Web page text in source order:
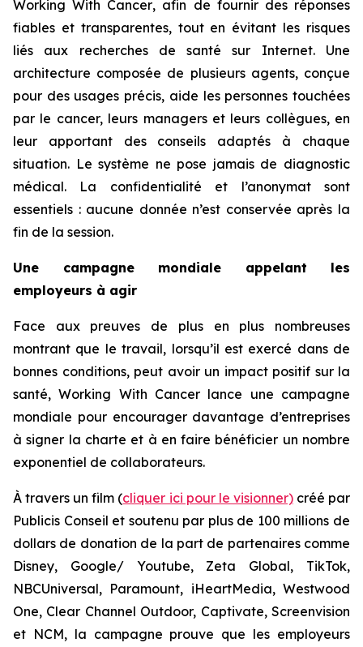
Working With Cancer, afin de fournir des réponses
fiables et transparentes, tout en évitant les risques
liés aux recherches de santé sur Internet. Une
architecture composée de plusieurs agents, conçue
pour des usages précis, aide les personnes touchées
par le cancer, leurs managers et leurs collègues, en
leur apportant des conseils adaptés à chaque
situation. Le système ne pose jamais de diagnostic
médical. La confidentialité et l’anonymat sont
essentiels : aucune donnée n’est conservée après la
fin de la session.
Une campagne mondiale appelant les
employeurs à agir
Face aux preuves de plus en plus nombreuses
montrant que le travail, lorsqu’il est exercé dans de
bonnes conditions, peut avoir un impact positif sur la
santé,Working With Cancer lance une campagne
mondiale pour encourager davantage d’entreprises
à signer la charte et à en faire bénéficier un nombre
exponentiel de collaborateurs.
À travers un film (cliquer ici pour le visionner)créé par
Publicis Conseil et soutenu par plus de 100 millions de
dollars de donation de la part de partenaires comme
Disney, Google/ Youtube, Zeta Global, TikTok,
NBCUniversal, Paramount, iHeartMedia, Westwood
One, Clear Channel Outdoor, Captivate, Screenvision
et NCM, la campagne prouve que les employeurs